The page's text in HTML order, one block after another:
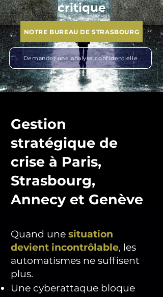
critique
NOTRE BUREAU DE STRASBOURG
Demander une analyse confidentielle
​Gestion
stratégique de
crise à Paris,
Strasbourg,
Annecy et Genève
Quand une situation
devient incontrôlable, les
automatismes ne suffisent
plus.
Une cyberattaque bloque